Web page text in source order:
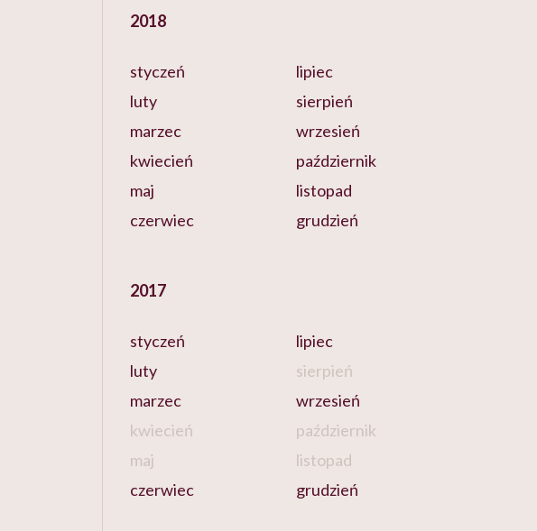
2018
styczeń
luty
marzec
kwiecień
maj
czerwiec
lipiec
sierpień
wrzesień
październik
listopad
grudzień
2017
styczeń
luty
marzec
kwiecień
maj
czerwiec
lipiec
sierpień
wrzesień
październik
listopad
grudzień